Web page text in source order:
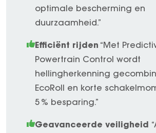
optimale bescherming en
duurzaamheid.”
Efficiënt rijden “Met
Powertrain Control wordt
hellingherkenning
EcoRoll en korte
5 % besparing.”
Geavanceerde veiligheid